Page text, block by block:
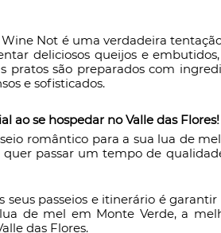
Not é uma verdadeira
deliciosos queijos e
pratos são preparados com
e sofisticados.
ao se hospedar no Valle das Flores!
romântico para a sua lua de
quer passar um tempo de
passeios e itinerário é
de mel em Monte Verde, a
das Flores.